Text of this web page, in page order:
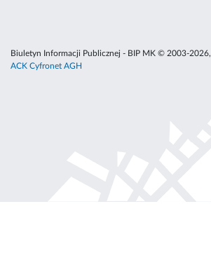
Biuletyn Informacji Publicznej - BIP MK © 2003-2026,
ACK Cyfronet AGH